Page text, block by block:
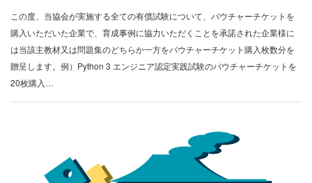
この度、当協会が実施する全ての有償試験について、バウチャーチケットを
購入いただいた企業で、育成事例に協力いただくことを承諾された企業様に
は当該主教材又は問題集のどちらか一方をバウチャーチケット購入枚数分を
贈呈します。例）Python 3 エンジニア認定実践試験のバウチャーチケットを
20枚購入…